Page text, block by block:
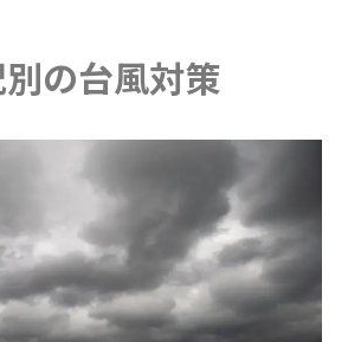
の台風対策